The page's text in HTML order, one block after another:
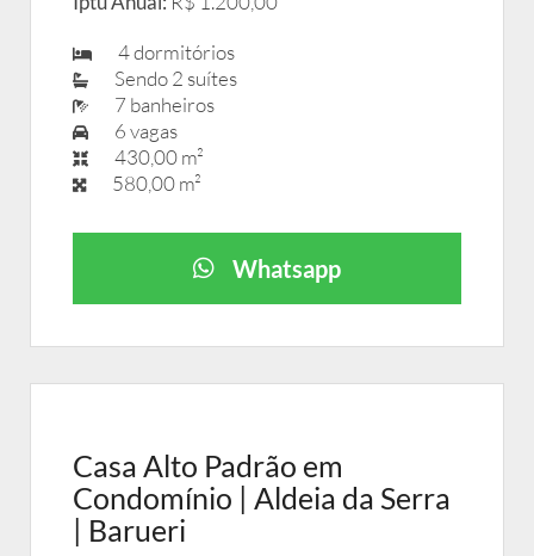
4 dormitórios
Sendo 2 suítes
7 banheiros
6 vagas
430,00 m²
580,00 m²
Whatsapp
Casa Alto Padrão em
Condomínio | Aldeia da Serra
| Barueri